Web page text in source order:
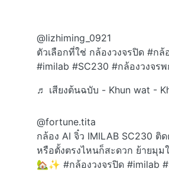
@lizhiming_0921
ตัวเลือกที่ใช่ กล้องวงจรปิด #กล้
#imilab #SC230 #กล้องวงจร
♬ เสียงต้นฉบับ - Khun wat -
@fortune.tita
กล้อง AI จิ๋ว IMILAB SC230 ติด
หรือตั้งตรงไหนก็สะดวก ย้ายมุม
🏡✨ #กล้องวงจรปิด #imilab